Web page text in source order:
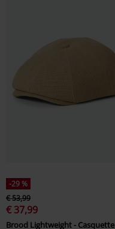
-29 %
€ 53,99
€ 37,99
Brood Lightweight - Casquette